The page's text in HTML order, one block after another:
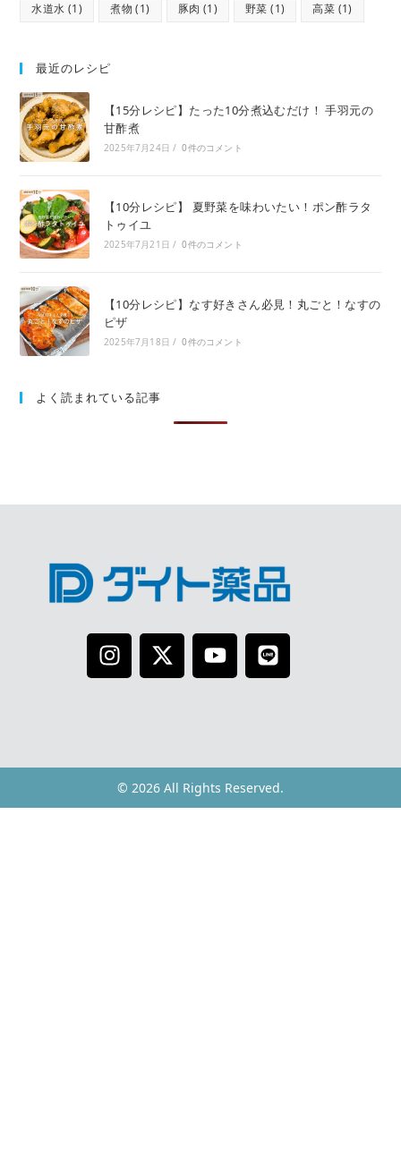
水道水 (1) 煮物 (1) 豚肉 (1) 野菜 (1) 高菜 (1)
最近のレシピ
【15分レシピ】たった10分煮込むだけ！ 手羽元の
甘酢煮
2025年7月24日 / 0件のコメント
【10分レシピ】 夏野菜を味わいたい！ポン酢ラタ
トゥイユ
2025年7月21日 / 0件のコメント
【10分レシピ】なす好きさん必見！丸ごと！なすの
ピザ
2025年7月18日 / 0件のコメント
よく読まれている記事
© 2026 All Rights Reserved.